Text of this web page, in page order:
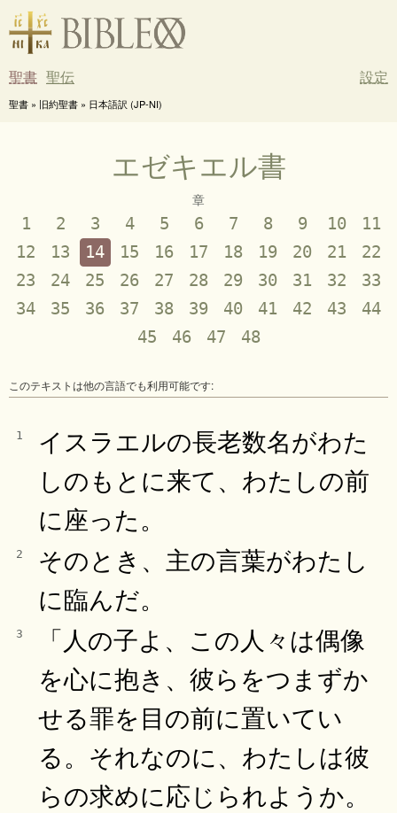
聖書 聖伝 設定
聖書 » 旧約聖書 » 日本語訳 (JP-NI)
エゼキエル書
章
1 2 3 4 5 6 7 8 9 10
11
12
13 14 15 16 17 18 19 20 21
22
23
24 25 26 27 28 29 30 31 32
33
34
35 36 37 38 39 40 41 42 43
44
45
46 47 48
このテキストは他の言語でも利用可能です:
1
イスラエルの長老数名がわた
しのもとに来て、わたしの前
に座った。
2
そのとき、主の言葉がわたし
に臨んだ。
3
「人の子よ、この人々は偶像
を心に抱き、彼らをつまずか
せる罪を目の前に置いてい
る。それなのに、わたしは彼
らの求めに応じられようか。